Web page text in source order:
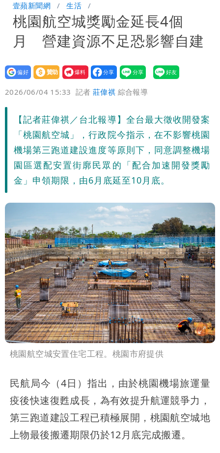
「終於能交代」 捐500萬獎學金延續愛
白海豚颱風逼近！鄭明典示警「恐遇黑潮
變強」 路徑分歧藏警訊：不利強度維持
壹蘋新聞網 生活
桃園航空城獎勵金延長4個
月 營建資源不足恐影響自建
設為
贊助
我要
爆料
2026/06/04 15:33 記者莊偉祺 綜合報導
【記者莊偉祺／台北報導】全台最大徵收開發案
「桃園航空城」，行政院今指示，在不影響桃園
機場第三跑道建設進度等原則下，同意調整機場
園區選配安置街廓民眾的「配合加速開發獎勵
金」申領期限，由6月底延至10月底。
桃園航空城安置住宅工程。桃園市府提供
民航局今（4日）指出，由於桃園機場旅運量
疫後快速復甦成長，為有效提升航運競爭力，
第三跑道建設工程已積極展開，桃園航空城地
上物最後搬遷期限仍於12月底完成搬遷。